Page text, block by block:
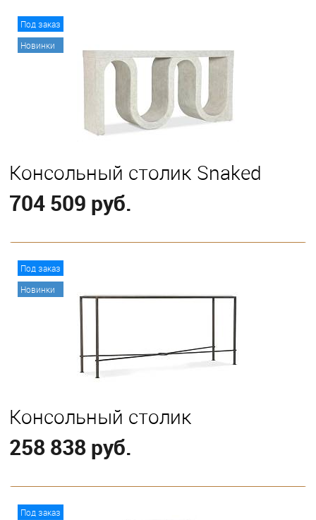
Под заказ
Новинки
Консольный столик Snaked
704 509 руб.
Под заказ
Новинки
Консольный столик
258 838 руб.
Под заказ